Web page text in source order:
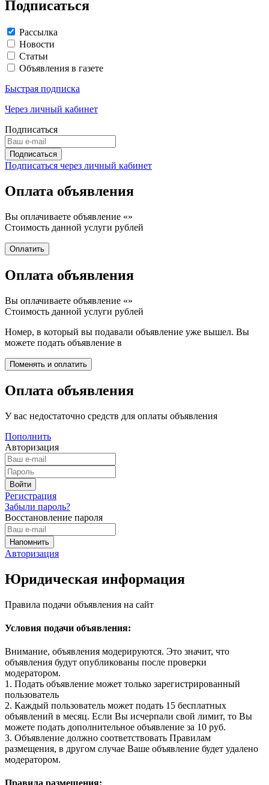
Подписаться
Рассылка
Новости
Статьи
Объявления в газете
Быстрая подписка
Через личный кабинет
Подписаться
Подписаться через личный кабинет
Оплата объявления
Вы оплачиваете объявление «»
Стоимость данной услуги рублей
Оплата объявления
Вы оплачиваете объявление «»
Стоимость данной услуги рублей
Номер, в который вы подавали объявление уже вышел. Вы
можете подать объявление в
Оплата объявления
У вас недостаточно средств для оплаты объявления
Пополнить
Авторизация
Регистрация
Забыли пароль?
Восстановление пароля
Авторизация
Юридическая информация
Правила подачи объявления на сайт
Условия подачи объявления:
Внимание, объявления модерируются. Это значит, что
объявления будут опубликованы после проверки
модератором.
1. Подать объявление может только зарегистрированный
пользователь
2. Каждый пользователь может подать 15 бесплатных
объявлений в месяц. Если Вы исчерпали свой лимит, то Вы
можете подать дополнительное объявление за 10 руб.
3. Объявление должно соответствовать Правилам
размещения, в другом случае Ваше объявление будет удалено
модератором.